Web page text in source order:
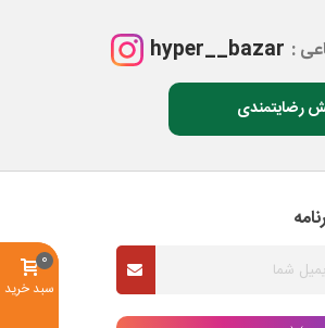
:
hyper__bazar
رضایتمندی
سبد خرید
0